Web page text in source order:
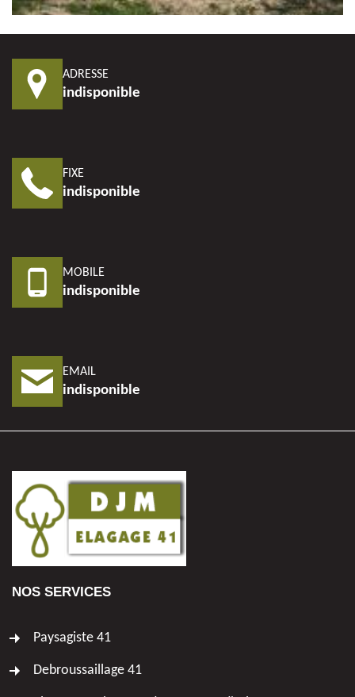
ADRESSE
indisponible
FIXE
indisponible
MOBILE
indisponible
EMAIL
indisponible
NOS SERVICES
Paysagiste 41
Debroussaillage 41